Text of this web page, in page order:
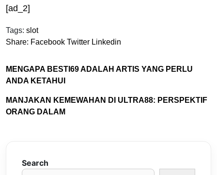
[ad_2]
Tags: slot
Share: Facebook Twitter Linkedin
MENGAPA BESTI69 ADALAH ARTIS YANG PERLU
ANDA KETAHUI
MANJAKAN KEMEWAHAN DI ULTRA88: PERSPEKTIF
ORANG DALAM
Search